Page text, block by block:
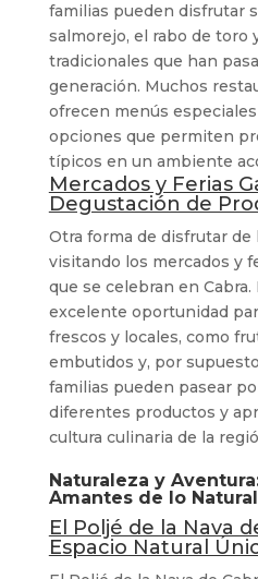
familias pueden disfrutar
salmorejo, el rabo de toro
tradicionales que han
generación. Muchos
ofrecen menús
opciones que permiten
típicos en un ambiente
Mercados y Ferias
Degustación de
Otra forma de disfrutar de
visitando los mercados y
que se celebran en
excelente oportunidad
frescos y locales, como
embutidos y, por
familias pueden pasear
diferentes productos y
cultura culinaria de la
Naturaleza y
Amantes de lo Natural
El Poljé de la Nava
Espacio Natural